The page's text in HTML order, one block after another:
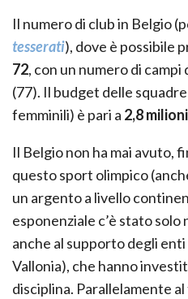
Il numero di club in Belgio
tesserati), dove è possibile
72, con un numero di
(77). Il budget delle
femminili) è pari a 2,8
Il Belgio non ha mai avuto,
questo sport olimpico
un argento a livello
esponenziale c’è stato solo
anche al supporto degli
Vallonia), che hanno
disciplina. Parallelamente